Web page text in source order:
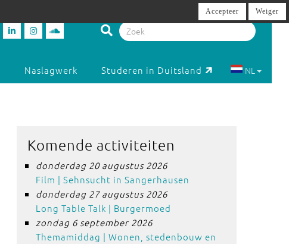
Naslagwerk Studeren in Duitsland NL
Komende activiteiten
donderdag 20 augustus 2026
Film | Sehnsucht in Sangerhausen
donderdag 27 augustus 2026
Long Table Talk | Burgermoed
zondag 6 september 2026
Themamiddag | Wonen, stedenbouw en
Accepteer Weiger